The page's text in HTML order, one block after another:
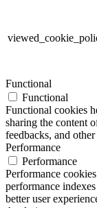
Functional
Functional
Functional cookies
sharing the content
feedbacks, and
Performance
Performance
Performance
performance
better user